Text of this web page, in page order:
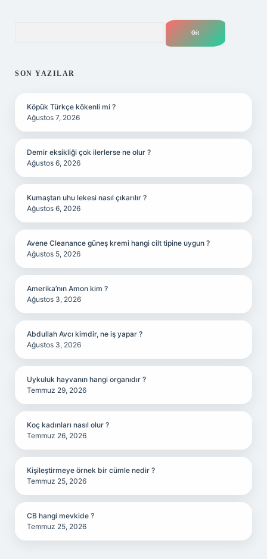
SON YAZILAR
Köpük Türkçe kökenli mi ?
Ağustos 7, 2026
Demir eksikliği çok ilerlerse ne olur ?
Ağustos 6, 2026
Kumaştan uhu lekesi nasıl çıkarılır ?
Ağustos 6, 2026
Avene Cleanance güneş kremi hangi cilt tipine uygun ?
Ağustos 5, 2026
Amerika’nın Amon kim ?
Ağustos 3, 2026
Abdullah Avcı kimdir, ne iş yapar ?
Ağustos 3, 2026
Uykuluk hayvanın hangi organıdır ?
Temmuz 29, 2026
Koç kadınları nasıl olur ?
Temmuz 26, 2026
Kişileştirmeye örnek bir cümle nedir ?
Temmuz 25, 2026
CB hangi mevkide ?
Temmuz 25, 2026